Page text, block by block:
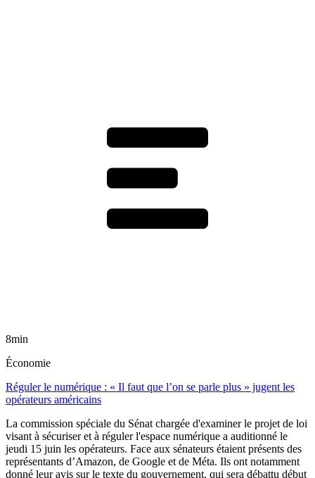
8min
Économie
Réguler le numérique : « Il faut que l’on se parle plus » jugent les
opérateurs américains
La commission spéciale du Sénat chargée d'examiner le projet de loi
visant à sécuriser et à réguler l'espace numérique a auditionné le
jeudi 15 juin les opérateurs. Face aux sénateurs étaient présents des
représentants d’Amazon, de Google et de Méta. Ils ont notamment
donné leur avis sur le texte du gouvernement, qui sera débattu début